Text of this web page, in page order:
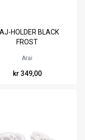
HOLDER BLACK
FROST
Arai
kr 349,00